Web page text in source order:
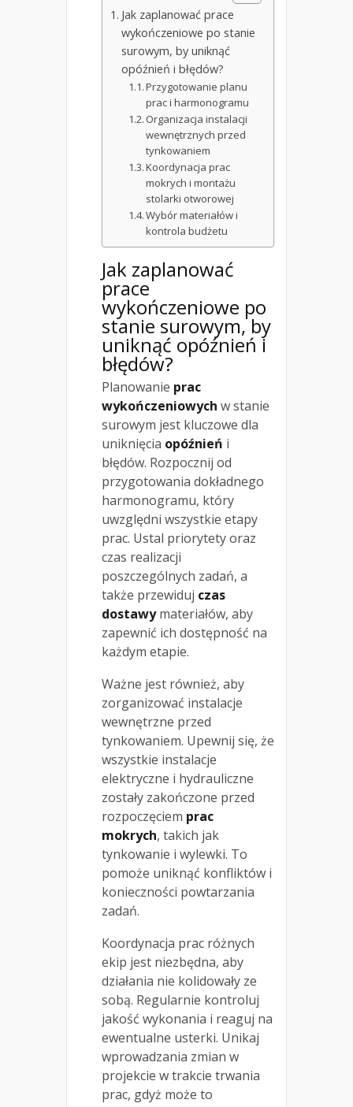
Jak zaplanować prace
wykończeniowe po stanie
surowym, by uniknąć
opóźnień i błędów?
Przygotowanie planu
prac i harmonogramu
Organizacja instalacji
wewnętrznych przed
tynkowaniem
Koordynacja prac
mokrych i montażu
stolarki otworowej
Wybór materiałów i
kontrola budżetu
Jak zaplanować
prace
wykończeniowe po
stanie surowym, by
uniknąć opóźnień i
błędów?
Planowanie prac
wykończeniowych w stanie
surowym jest kluczowe dla
uniknięcia opóźnień i
błędów. Rozpocznij od
przygotowania dokładnego
harmonogramu, który
uwzględni wszystkie etapy
prac. Ustal priorytety oraz
czas realizacji
poszczególnych zadań, a
także przewiduj czas
dostawymateriałów, aby
zapewnić ich dostępność na
każdym etapie.
Ważne jest również, aby
zorganizować instalacje
wewnętrzne przed
tynkowaniem. Upewnij się, że
wszystkie instalacje
elektryczne i hydrauliczne
zostały zakończone przed
rozpoczęciem prac
mokrych, takich jak
tynkowanie i wylewki. To
pomoże uniknąć konfliktów i
konieczności powtarzania
zadań.
Koordynacja prac różnych
ekip jest niezbędna, aby
działania nie kolidowały ze
sobą. Regularnie kontroluj
jakość wykonania i reaguj na
ewentualne usterki. Unikaj
wprowadzania zmian w
projekcie w trakcie trwania
prac, gdyż może to